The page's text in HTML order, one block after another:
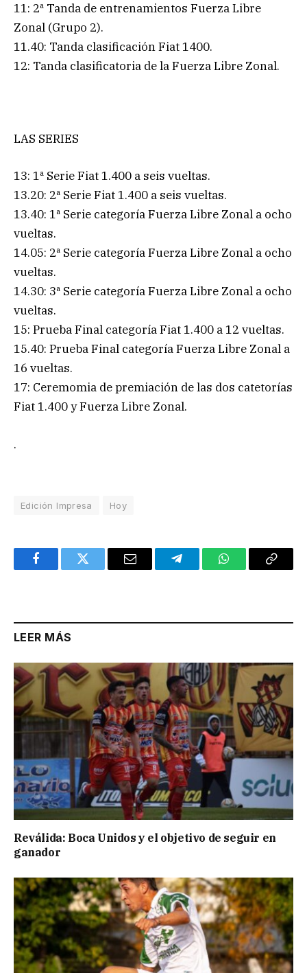
11: 2ª Tanda de entrenamientos Fuerza Libre
Zonal (Grupo 2).
11.40: Tanda clasificación Fiat 1400.
12: Tanda clasificatoria de la Fuerza Libre Zonal.
LAS SERIES
13: 1ª Serie Fiat 1.400 a seis vueltas.
13.20: 2ª Serie Fiat 1.400 a seis vueltas.
13.40: 1ª Serie categoría Fuerza Libre Zonal a ocho
vueltas.
14.05: 2ª Serie categoría Fuerza Libre Zonal a ocho
vueltas.
14.30: 3ª Serie categoría Fuerza Libre Zonal a ocho
vueltas.
15: Prueba Final categoría Fiat 1.400 a 12 vueltas.
15.40: Prueba Final categoría Fuerza Libre Zonal a
16 vueltas.
17: Ceremomia de premiación de las dos catetorías
Fiat 1.400 y Fuerza Libre Zonal.
.
Edición Impresa Hoy
FacebookTwitter Email TelegramWhatsAppCopy
LEER MÁS
Reválida: Boca Unidos y el objetivo de seguir en
ganador